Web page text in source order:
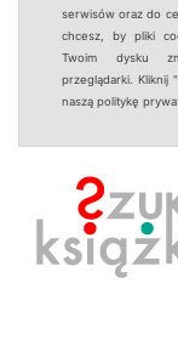
serwisów oraz do
chcesz, by pliki
Twoim dysku
przeglądarki. Kliknij
naszą politykę